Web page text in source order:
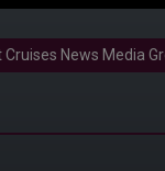
News Media